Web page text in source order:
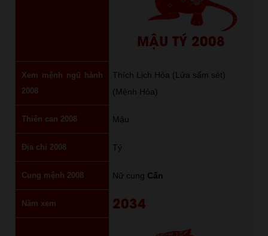
MẬU TÝ 2008
Xem mệnh ngũ hành
2008
Thích Lịch Hỏa (Lửa sấm sét)
(Mệnh Hỏa)
Thiên can 2008 Mậu
Địa chi 2008 Tý
Cung mệnh 2008 Nữ cung Cấn
Năm xem 2034